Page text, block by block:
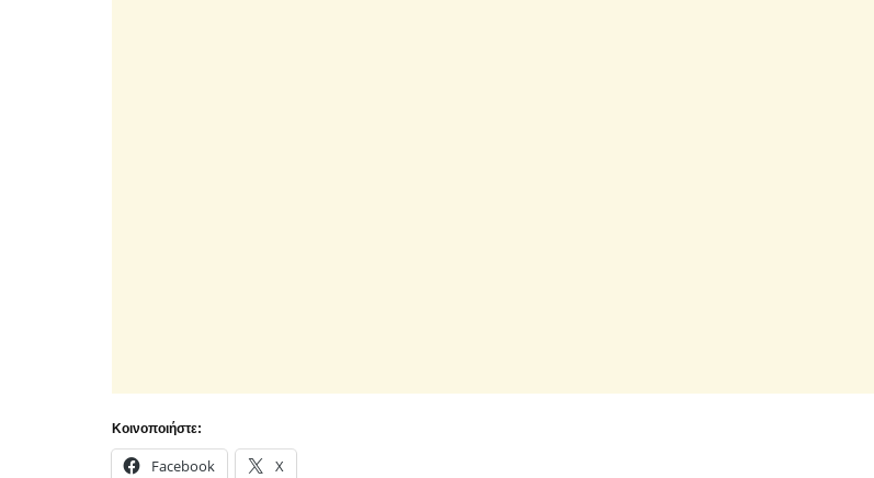
Κοινοποιήστε:
Facebook X